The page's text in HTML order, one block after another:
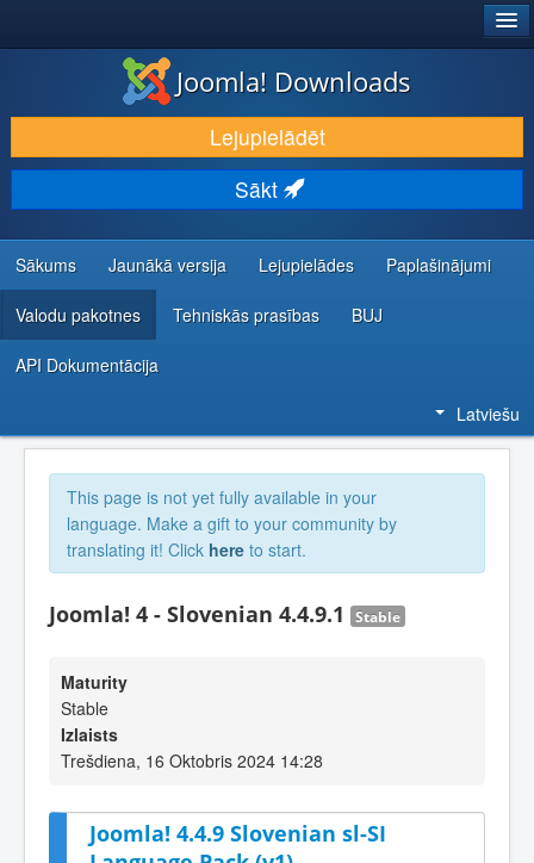
LEJUPIELĀDĒT UN PAPLAŠINĀT
ATKLĀJ UN IEMĀCIES
KOPIENA UN ATBALSTS
IZSTRĀDĀTĀJU RESURSI
Joomla! Downloads
Lejupielādēt
Sākt
Sākums Jaunākā versija Lejupielādes Paplašinājumi
Valodu pakotnes Tehniskās prasības BUJ
API Dokumentācija
Latviešu
This page is not yet fully available in your
language. Make a gift to your community by
translating it! Click here to start.
Joomla! 4 - Slovenian 4.4.9.1 Stable
Maturity
Stable
Izlaists
Trešdiena, 16 Oktobris 2024 14:28
Joomla! 4.4.9 Slovenian sl-SI